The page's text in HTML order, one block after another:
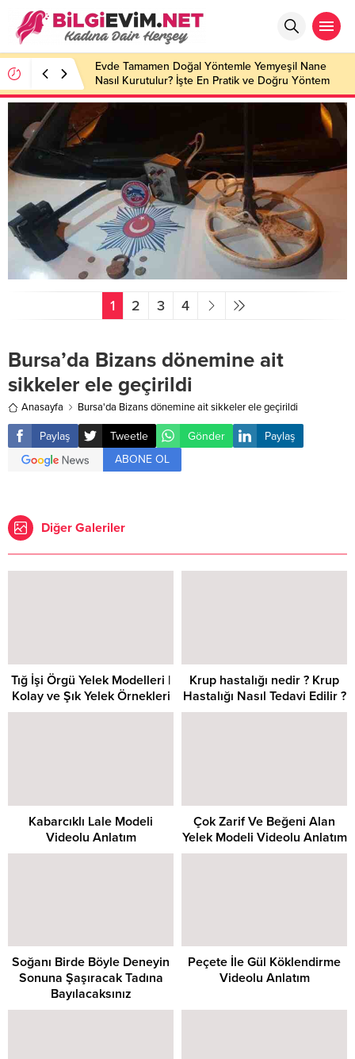
Evde Tamamen Doğal Yöntemle Yemyeşil Nane
Nasıl Kurutulur? İşte En Pratik ve Doğru Yöntem
1 2 3 4
Bursa’da Bizans dönemine ait
sikkeler ele geçirildi
Anasayfa Bursa'da Bizans dönemine ait sikkeler ele geçirildi
Paylaş Tweetle Gönder
Paylaş
ABONE OL
Diğer Galeriler
Tığ İşi Örgü Yelek Modelleri |
Kolay ve Şık Yelek Örnekleri
Krup hastalığı nedir ? Krup
Hastalığı Nasıl Tedavi Edilir ?
Kabarcıklı Lale Modeli
Videolu Anlatım
Çok Zarif Ve Beğeni Alan
Yelek Modeli Videolu Anlatım
Soğanı Birde Böyle Deneyin
Sonuna Şaşıracak Tadına
Bayılacaksınız
Peçete İle Gül Köklendirme
Videolu Anlatım